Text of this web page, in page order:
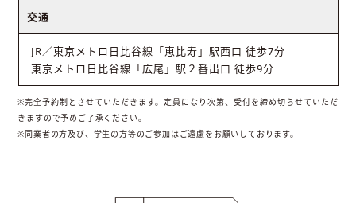
交通
JR／東京メトロ日比谷線「恵比寿」駅西口 徒歩7分
東京メトロ日比谷線「広尾」駅２番出口 徒歩9分
※完全予約制とさせていただきます。定員になり次第、受付を締め切らせていただ
きますので予めご了承ください。
※同業者の方及び、学生の方等のご参加はご遠慮をお願いしております。